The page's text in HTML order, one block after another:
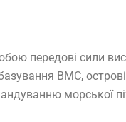
передові сили
ВМС,
морської